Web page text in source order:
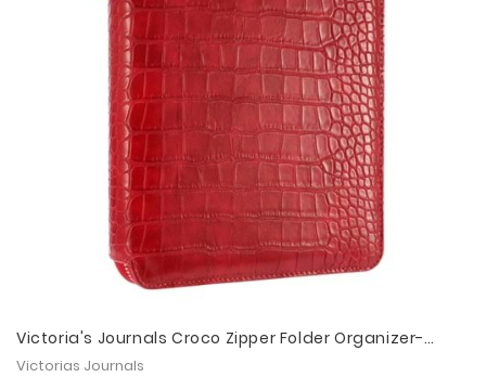
Victoria's Journals Croco Zipper Folder Organizer-
Defter 14.8x21 cm 120 gr. 80 yp.Nkt . Kırmızı
Victorias Journals